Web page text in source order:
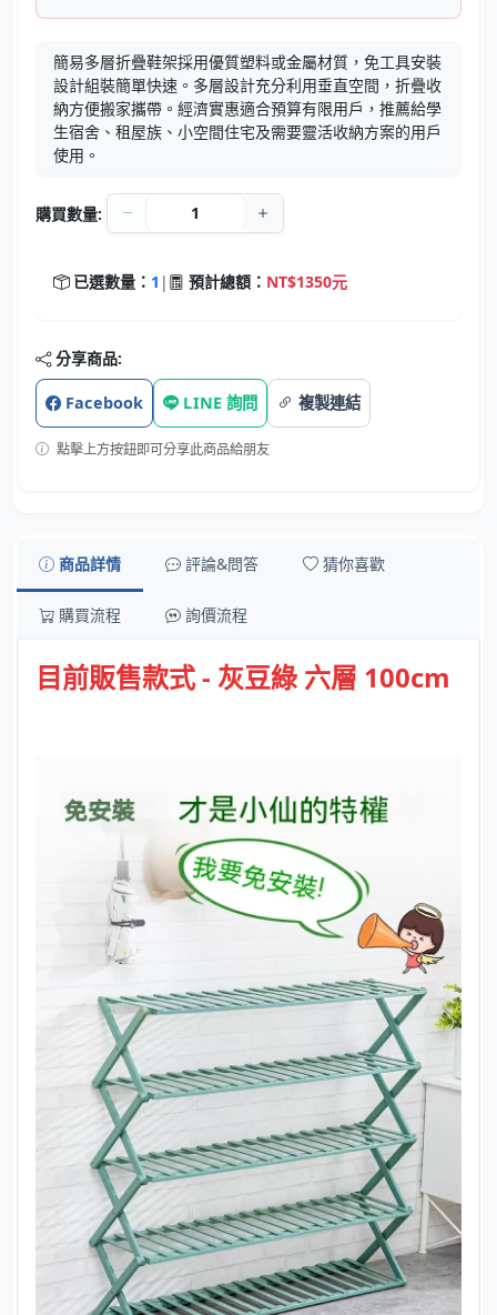
簡易多層折疊鞋架採用優質塑料或金屬材質，免工具安裝
設計組裝簡單快速。多層設計充分利用垂直空間，折疊收
納方便搬家攜帶。經濟實惠適合預算有限用戶，推薦給學
生宿舍、租屋族、小空間住宅及需要靈活收納方案的用戶
使用。
購買數量:
已選數量： 1 | 預計總額： NT$1350元
分享商品:
Facebook LINE 詢問 複製連結
點擊上方按鈕即可分享此商品給朋友
商品詳情 評論&問答 猜你喜歡
購買流程 詢價流程
目前販售款式 - 灰豆綠 六層 100cm